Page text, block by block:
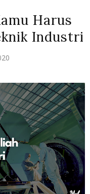
Harus
Industri